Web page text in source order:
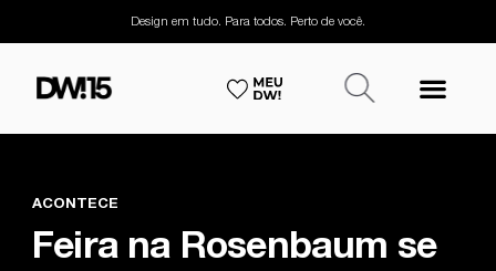
Design em tudo. Para todos. Perto de você.
ACONTECE
Feira na Rosenbaum se